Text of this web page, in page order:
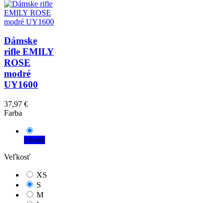
Dámske
rifle EMILY
ROSE
modré
UY1600
37,97 €
Farba
Modrá
Veľkosť
XS
S
M